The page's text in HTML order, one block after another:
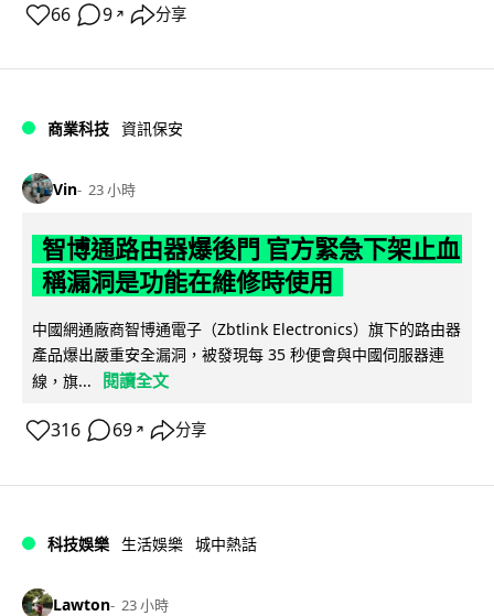
66 9 ↗ 分享
商業科技 資訊保安
Vin 23 小時
智博通路由器爆後門 官方緊急下架止血
稱漏洞是功能在維修時使用
中國網通廠商智博通電子（Zbtlink Electronics）旗下的路由器
產品爆出嚴重安全漏洞，被發現每 35 秒便會與中國伺服器連
線，旗...
閱讀全文
316 69 ↗ 分享
科技娛樂 生活娛樂 城中熱話
Lawton 23 小時